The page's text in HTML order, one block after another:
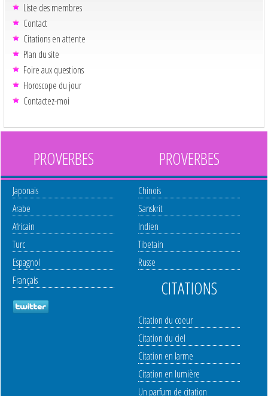
Liste des membres
Contact
Citations en attente
Plan du site
Foire aux questions
Horoscope du jour
Contactez-moi
PROVERBES
Japonais
Arabe
Africain
Turc
Espagnol
Français
PROVERBES
Chinois
Sanskrit
Indien
Tibetain
Russe
CITATIONS
Citation du coeur
Citation du ciel
Citation en larme
Citation en lumière
Un parfum de citation